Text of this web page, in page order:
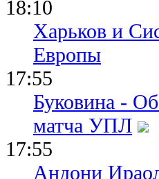
18:10
Харьков и
Европы
17:55
Буковина -
матча УПЛ
17:55
Андони